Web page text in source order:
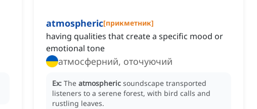
atmospheric[прикметник]
having qualities that create a specific mood or
emotional tone
атмосферний, оточуючий
Ex: The atmospheric soundscape transported
listeners to a serene forest, with bird calls and
rustling leaves.